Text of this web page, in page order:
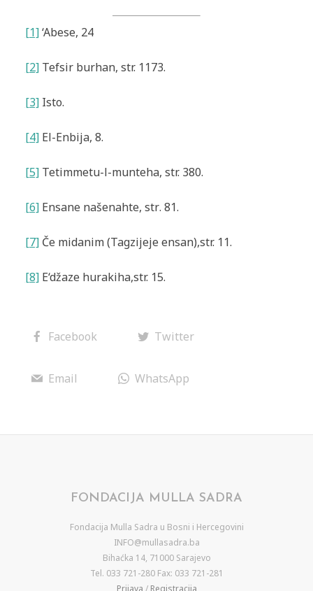
[1]‘Abese, 24
[2]Tefsir burhan, str. 1173.
[3]Isto.
[4] El-Enbija, 8.
[5] Tetimmetu-l-munteha, str. 380.
[6]Ensane našenahte, str. 81.
[7]Če midanim (Tagzijeje ensan),str. 11.
[8] E‘džaze hurakiha,str. 15.
Facebook Twitter
Email WhatsApp
FONDACIJA MULLA SADRA
Fondacija Mulla Sadra u Bosni i Hercegovini
INFO@mullasadra.ba
Bihaćka 14, 71000 Sarajevo
Tel. 033 721-280 Fax: 033 721-281